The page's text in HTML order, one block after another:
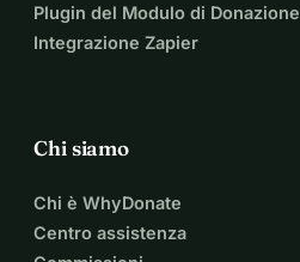
Plugin del Modulo di Donazione
Integrazione Zapier
Chi siamo
Chi è WhyDonate
Centro assistenza